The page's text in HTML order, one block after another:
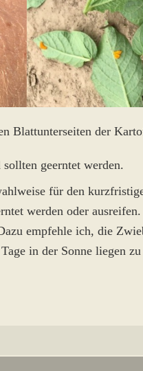
Blattunterseiten der
geerntet werden.
für den
werden oder
empfehle ich, die
in der Sonne liegen zu